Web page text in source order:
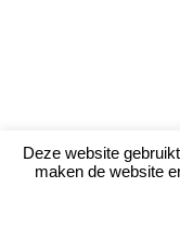
Deze website
maken de website